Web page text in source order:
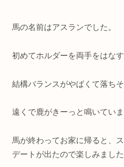
馬の名前はアスランでした。
初めてホルダーを両手をはな
結構バランスがやばくて落ち
遠くで鹿がきーっと鳴いていま
馬が終わってお家に帰ると、
デートが出たので楽しみました